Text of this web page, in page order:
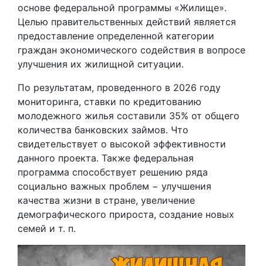
основе федеральной программы «Жилище».
Целью правительственных действий является
предоставление определенной категории
граждан экономического содействия в вопросе
улучшения их жилищной ситуации.
По результатам, проведенного в 2026 году
мониторинга, ставки по кредитованию
молодежного жилья составили 35% от общего
количества банковских займов. Что
свидетельствует о высокой эффективности
данного проекта. Также федеральная
программа способствует решению ряда
социально важных проблем − улучшения
качества жизни в стране, увеличение
демографического прироста, создание новых
семей и т. п.